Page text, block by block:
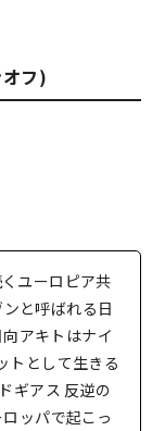
フ)
ユーロピア共
と呼ばれる日
アキトはナイ
トとして生きる
ギアス 反逆の
ッパで起こっ